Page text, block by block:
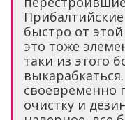
быстро от
это тоже
таки из этого
своевременно
очистку и